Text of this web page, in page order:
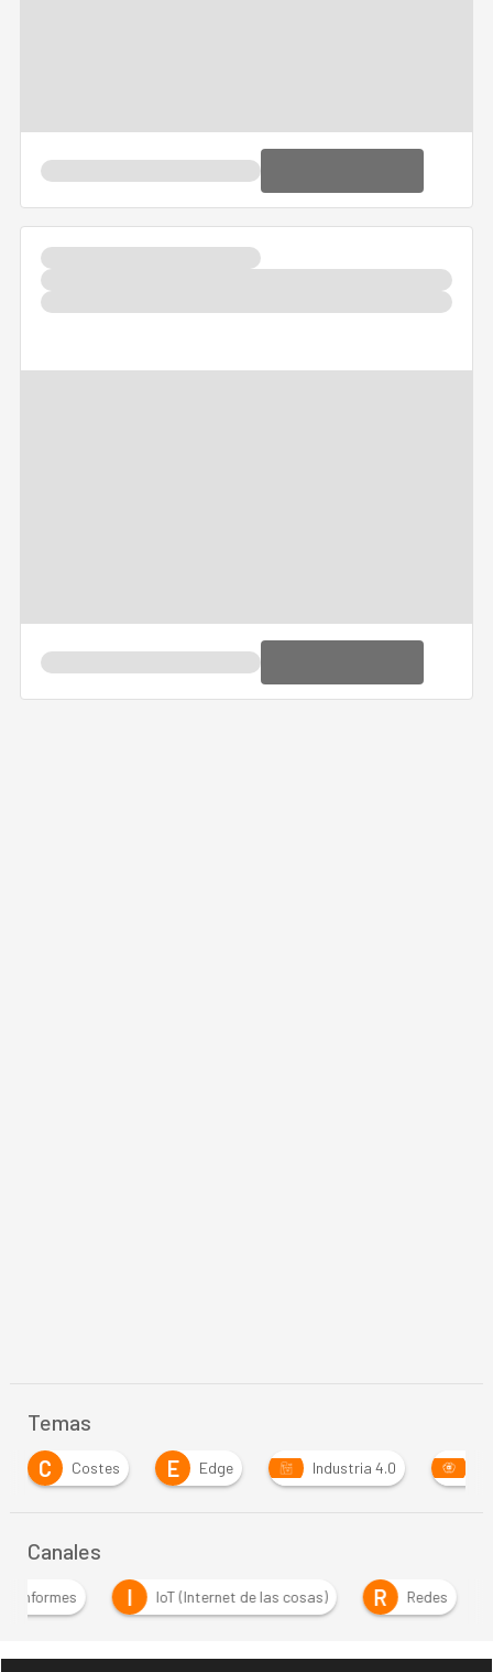
Temas
E
Edge Industria 4.0 Inteligencia Artificial
Canales
Informes I IoT (Internet de las cosas) R Redes